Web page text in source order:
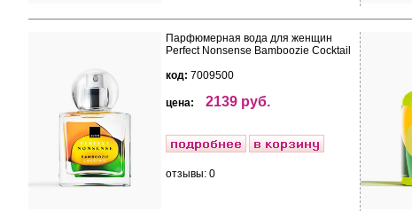
Парфюмерная вода для женщин
Perfect Nonsense Bamboozie Cocktail
код: 7009500
цена: 2139 руб.
отзывы: 0